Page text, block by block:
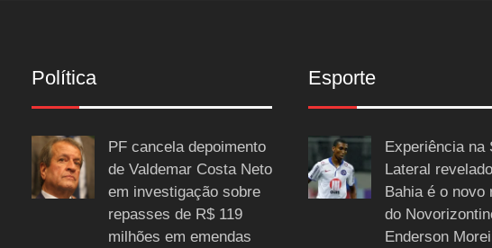
Política
PF cancela depoimento
de Valdemar Costa Neto
em investigação sobre
repasses de R$ 119
milhões em emendas
Esporte
Experiência na
Lateral
Bahia é o novo
do
Enderson